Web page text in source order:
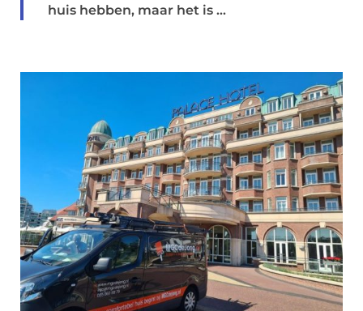
huis hebben, maar het is ...